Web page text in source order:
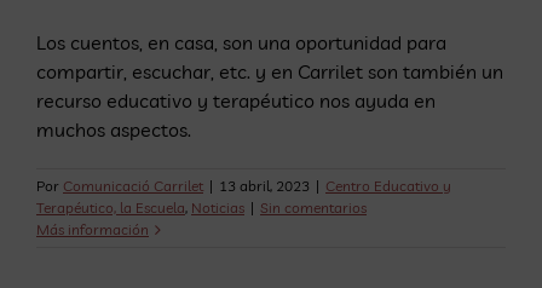
Los cuentos, en casa, son una oportunidad para
compartir, escuchar, etc. y en Carrilet son también un
recurso educativo y terapéutico nos ayuda en
muchos aspectos.
Por Comunicació Carrilet | 13 abril, 2023 | Centro Educativo y
Terapéutico, la Escuela, Noticias | Sin comentarios
Más información